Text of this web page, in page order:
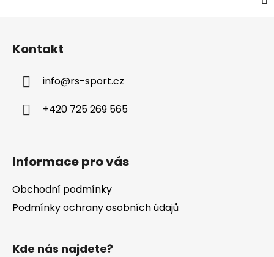
Kontakt
info@rs-sport.cz
+420 725 269 565
Informace pro vás
Obchodní podmínky
Podmínky ochrany osobních údajů
Kde nás najdete?